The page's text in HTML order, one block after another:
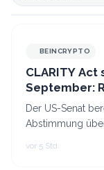
BEINCRYPTO
CLARITY
September:
Der US-Senat
Abstimmung
vor 5 Std.